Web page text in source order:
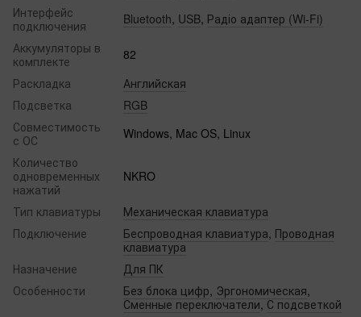
Интерфейс
подключения
Bluetooth, USB, Радіо адаптер (Wi-Fi)
Аккумуляторы в
комплекте
82
Раскладка
Английская
Подсветка
RGB
Совместимость
с ОС
Windows, Mac OS, Linux
Количество
одновременных
нажатий
NKRO
Тип клавиатуры
Механическая клавиатура
Подключение
Беспроводная клавиатура, Проводная
клавиатура
Назначение
Для ПК
Особенности
Без блока цифр, Эргономическая,
Сменные переключатели, С подсветкой